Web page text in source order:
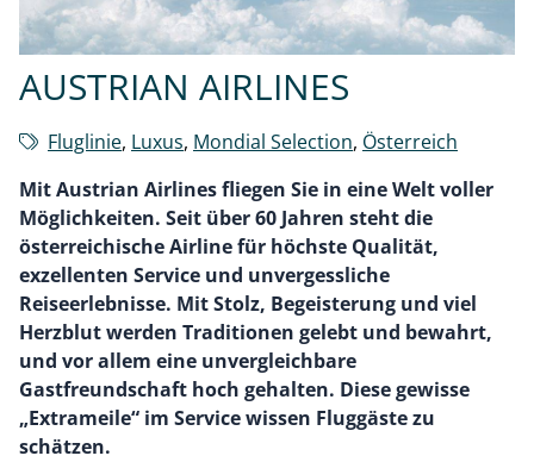
AUSTRIAN AIRLINES
Fluglinie, Luxus, Mondial Selection, Österreich
Mit Austrian Airlines fliegen Sie in eine Welt voller
Möglichkeiten. Seit über 60 Jahren steht die
österreichische Airline für höchste Qualität,
exzellenten Service und unvergessliche
Reiseerlebnisse. Mit Stolz, Begeisterung und viel
Herzblut werden Traditionen gelebt und bewahrt,
und vor allem eine unvergleichbare
Gastfreundschaft hoch gehalten. Diese gewisse
„Extrameile“ im Service wissen Fluggäste zu
schätzen.